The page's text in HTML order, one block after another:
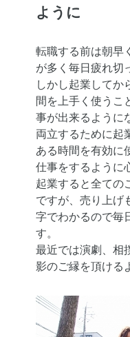
ように
転職する前は朝早
が多く毎日疲れ切
しかし起業してか
間を上手く使うこ
事が出来るように
両立するために起
ある時間を有効に
仕事をするように
起業すると全ての
ですが、売り上げ
字でわかるので毎
す。
最近では演劇、相
影のご縁を頂ける